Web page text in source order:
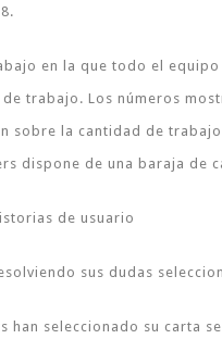
en la que todo el
trabajo. Los números
sobre la cantidad de
dispone de una baraja de
de usuario
sus dudas
han seleccionado su carta